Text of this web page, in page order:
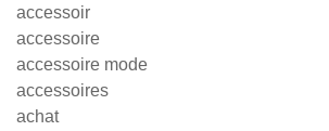
accessoir
accessoire
accessoire mode
accessoires
achat